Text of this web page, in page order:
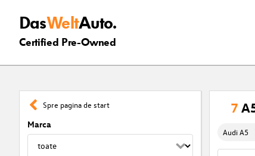
DasWeltAuto.
Certified Pre-Owned
Spre pagina de start
Marca
7
Audi A5